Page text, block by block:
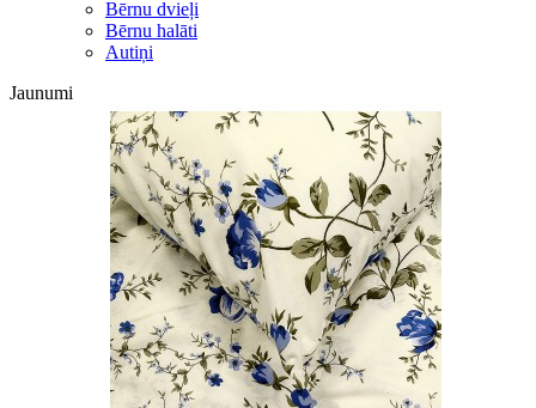
Bērnu dvieļi
Bērnu halāti
Autiņi
Jaunumi